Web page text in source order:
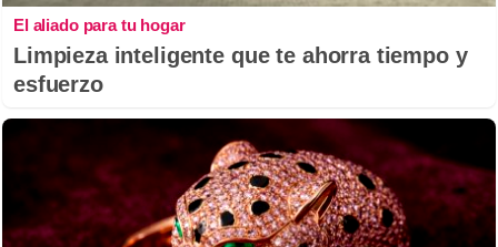
El aliado para tu hogar
Limpieza inteligente que te ahorra tiempo y
esfuerzo